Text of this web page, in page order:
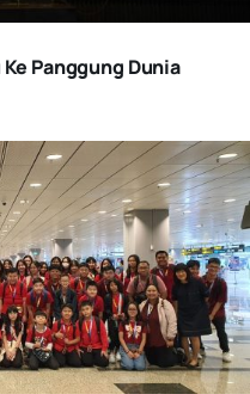
Panggung Dunia